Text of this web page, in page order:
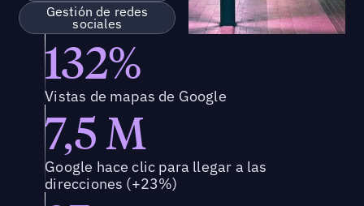
Gestión de redes
sociales
132%
Vistas de mapas de Google
7,5 M
Google hace clic para llegar a las
direcciones (+23%)